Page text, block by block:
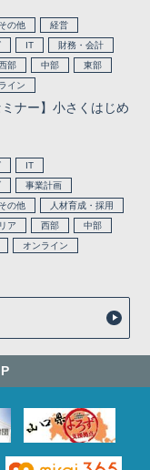
その他
経営
IT
財務・会計
部 中部
東部
イン
ミナー】小さくはじめ
IT
事業計画
その他
人材育成・採用
ア 西部
中部
オンライン